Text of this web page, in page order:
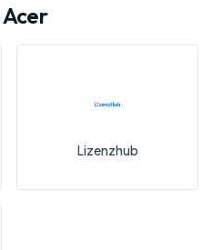
Acer
Lizenzhub